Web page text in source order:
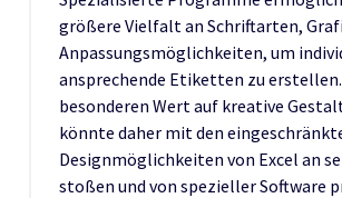
größere Vielfalt an Schriftarten,
Anpassungsmöglichkeiten, um
ansprechende Etiketten zu
besonderen Wert auf kreative
könnte daher mit den
Designmöglichkeiten von Excel an
stoßen und von spezieller Software